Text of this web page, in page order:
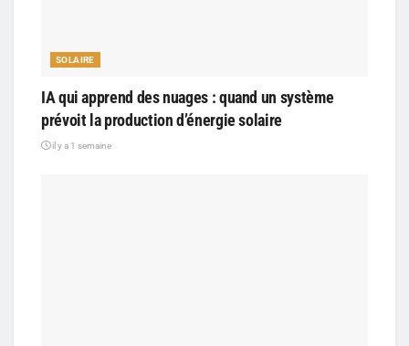
SOLAIRE
IA qui apprend des nuages : quand un système
prévoit la production d’énergie solaire
il y a 1 semaine